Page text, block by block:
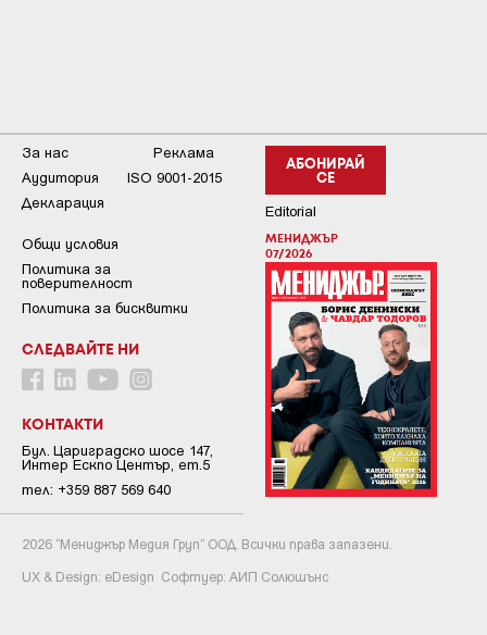
АБОНИРАЙ
СЕ
Editorial
МЕНИДЖЪР
07/2026
За нас
Реклама
Аудитория
ISO 9001-2015
Декларация
Общи условия
Пoлитикa зa
пoвepитeлнocт
Политика за бисквитки
СЛЕДВАЙТЕ НИ
КОНТАКТИ
Бул. Цариградско шосе 147,
Интер Ескпо Център, ет.5
тел: +359 887 569 640
2026 “Мениджър Медия Груп” ООД. Всички права запазени.
UX & Design: eDesign Софтуер: АИП Солюшънс